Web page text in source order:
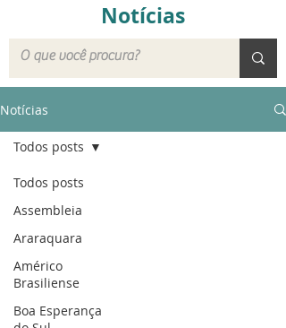
Notícias
Notícias
Todos posts
Assembleia
Araraquara
Américo
Brasiliense
Boa Esperança
Todos posts